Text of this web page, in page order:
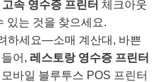
고속 영수증 프린터 체크아웃
있는 것을 찾으세요.
하세요—소매 계산대, 바쁜
어, 레스토랑 영수증 프린터
바일 블루투스 POS 프린터